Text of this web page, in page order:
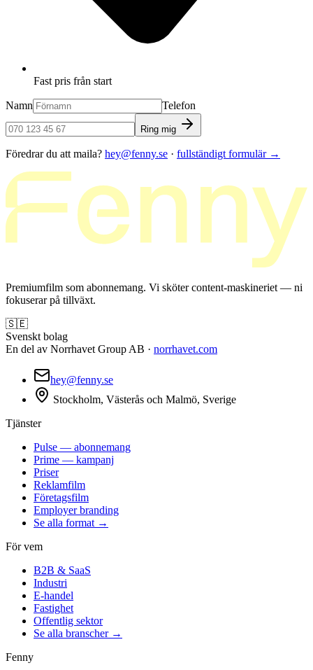
Fast pris från start
Namn Telefon
Ring mig
Föredrar du att maila? hey@fenny.se · fullständigt formulär→
Premiumfilm som abonnemang. Vi sköter content-maskineriet — ni
fokuserar på tillväxt.
🇸🇪
Svenskt bolag
En del av Norrhavet Group AB · norrhavet.com
hey@fenny.se
Stockholm, Västerås och Malmö, Sverige
Tjänster
Pulse — abonnemang
Prime — kampanj
Priser
Reklamfilm
Företagsfilm
Employer branding
Se alla format →
För vem
B2B & SaaS
Industri
E-handel
Fastighet
Offentlig sektor
Se alla branscher →
Fenny